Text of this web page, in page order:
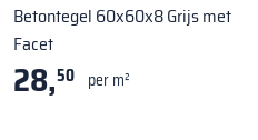
Betontegel 60x60x8 Grijs met
Facet
28,50 per m²